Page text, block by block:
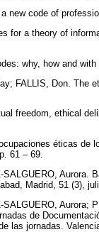
new code of
for a theory of
why, how and
FALLIS, Don. The
freedom, ethical
éticas de
61 – 69.
Aurora.
Madrid, 51 (3),
SALGUERO, Aurora;
de
las jornadas.